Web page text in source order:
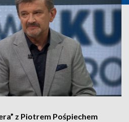
z Piotrem Pośpiechem